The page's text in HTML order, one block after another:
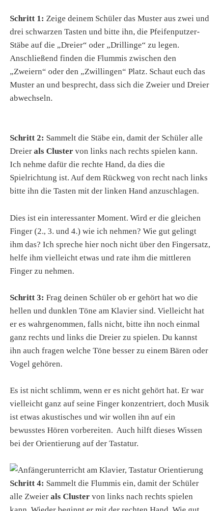
Schritt 1: Zeige deinem Schüler das Muster aus zwei und
drei schwarzen Tasten und bitte ihn, die Pfeifenputzer-
Stäbe auf die „Dreier“ oder „Drillinge“ zu legen.
Anschließend finden die Flummis zwischen den
„Zweiern“ oder den „Zwillingen“ Platz. Schaut euch das
Muster an und besprecht, dass sich die Zweier und Dreier
abwechseln.
Schritt 2: Sammelt die Stäbe ein, damit der Schüler alle
Dreier als Cluster von links nach rechts spielen kann.
Ich nehme dafür die rechte Hand, da dies die
Spielrichtung ist. Auf dem Rückweg von recht nach links
bitte ihn die Tasten mit der linken Hand anzuschlagen.
Dies ist ein interessanter Moment. Wird er die gleichen
Finger (2., 3. und 4.) wie ich nehmen? Wie gut gelingt
ihm das? Ich spreche hier noch nicht über den Fingersatz,
helfe ihm vielleicht etwas und rate ihm die mittleren
Finger zu nehmen.
Schritt 3: Frag deinen Schüler ob er gehört hat wo die
hellen und dunklen Töne am Klavier sind. Vielleicht hat
er es wahrgenommen, falls nicht, bitte ihn noch einmal
ganz rechts und links die Dreier zu spielen. Du kannst
ihn auch fragen welche Töne besser zu einem Bären oder
Vogel gehören.
Es ist nicht schlimm, wenn er es nicht gehört hat. Er war
vielleicht ganz auf seine Finger konzentriert, doch Musik
ist etwas akustisches und wir wollen ihn auf ein
bewusstes Hören vorbereiten. Auch hilft dieses Wissen
bei der Orientierung auf der Tastatur.
Schritt 4: Sammelt die Flummis ein, damit der Schüler
alle Zweier als Cluster von links nach rechts spielen